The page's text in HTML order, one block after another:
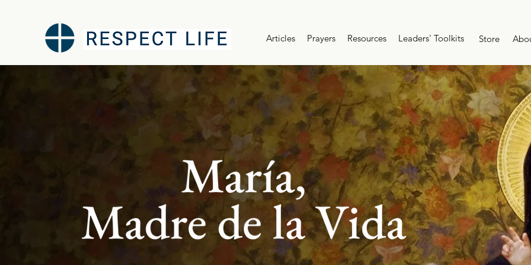
Articles Prayers Resources Leaders' Toolkits Store